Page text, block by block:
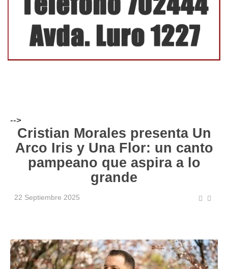
-->
Cristian Morales presenta Un
Arco Iris y Una Flor: un canto
pampeano que aspira a lo
grande
22 Septiembre 2025